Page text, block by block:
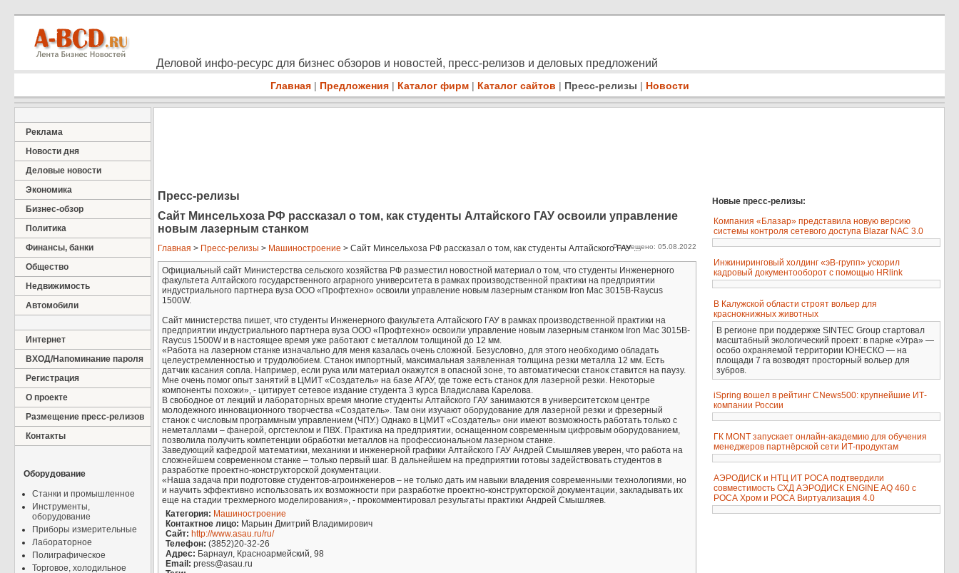
Деловой инфо-ресурс для бизнес обзоров и новостей, пресс-релизов и деловых предложений
Главная | Предложения | Каталог фирм | Каталог сайтов | Пресс-релизы | Новости
Реклама
Новости дня
Деловые новости
Экономика
Бизнес-обзор
Политика
Финансы, банки
Общество
Недвижимость
Автомобили
Интернет
ВХОД/Напоминание пароля
Регистрация
О проекте
Размещение пресс-релизов
Контакты
Оборудование
Станки и промышленное
Инструменты,
оборудование
Приборы измерительные
Лабораторное
Полиграфическое
Торговое, холодильное
Пресс-релизы
Сайт Минсельхоза РФ рассказал о том, как студенты Алтайского ГАУ освоили управление
новым лазерным станком
Главная > Пресс-релизы > Машиностроение > Сайт Минсельхоза РФ рассказал о том, как студенты Алтайского ГАУ ...Размещено: 05.08.2022
Официальный сайт Министерства сельского хозяйства РФ разместил новостной материал о том, что студенты Инженерного
факультета Алтайского государственного аграрного университета в рамках производственной практики на предприятии
индустриального партнера вуза ООО «Профтехно» освоили управление новым лазерным станком Iron Mac 3015B-Raycus
1500W.
Сайт министерства пишет, что студенты Инженерного факультета Алтайского ГАУ в рамках производственной практики на
предприятии индустриального партнера вуза ООО «Профтехно» освоили управление новым лазерным станком Iron Mac 3015B-
Raycus 1500W и в настоящее время уже работают с металлом толщиной до 12 мм.
«Работа на лазерном станке изначально для меня казалась очень сложной. Безусловно, для этого необходимо обладать
целеустремленностью и трудолюбием. Станок импортный, максимальная заявленная толщина резки металла 12 мм. Есть
датчик касания сопла. Например, если рука или материал окажутся в опасной зоне, то автоматически станок ставится на паузу.
Мне очень помог опыт занятий в ЦМИТ «Создатель» на базе АГАУ, где тоже есть станок для лазерной резки. Некоторые
компоненты похожи», - цитирует сетевое издание студента 3 курса Владислава Карелова.
В свободное от лекций и лабораторных время многие студенты Алтайского ГАУ занимаются в университетском центре
молодежного инновационного творчества «Создатель». Там они изучают оборудование для лазерной резки и фрезерный
станок с числовым программным управлением (ЧПУ.) Однако в ЦМИТ «Создатель» они имеют возможность работать только с
неметаллами – фанерой, оргстеклом и ПВХ. Практика на предприятии, оснащенном современным цифровым оборудованием,
позволила получить компетенции обработки металлов на профессиональном лазерном станке.
Заведующий кафедрой математики, механики и инженерной графики Алтайского ГАУ Андрей Смышляев уверен, что работа на
сложнейшем современном станке – только первый шаг. В дальнейшем на предприятии готовы задействовать студентов в
разработке проектно-конструкторской документации.
«Наша задача при подготовке студентов-агроинженеров – не только дать им навыки владения современными технологиями, но
и научить эффективно использовать их возможности при разработке проектно-конструкторской документации, закладывать их
еще на стадии трехмерного моделирования», - прокомментировал результаты практики Андрей Смышляев.
Категория: Машиностроение
Контактное лицо: Марьин Дмитрий Владимирович
Сайт: http://www.asau.ru/ru/
Телефон: (3852)20-32-26
Адрес: Барнаул, Красноармейский, 98
Email: press@asau.ru
Новые пресс-релизы:
Компания «Блазар» представила новую версию
системы контроля сетевого доступа Blazar NAC 3.0
Инжиниринговый холдинг «эВ-групп» ускорил
кадровый документооборот с помощью HRlink
В Калужской области строят вольер для
краснокнижных животных
В регионе при поддержке SINTEC Group стартовал
масштабный экологический проект: в парке «Угра» —
особо охраняемой территории ЮНЕСКО — на
площади 7 га возводят просторный вольер для
зубров.
iSpring вошел в рейтинг CNews500: крупнейшие ИТ-
компании России
ГК MONT запускает онлайн-академию для обучения
менеджеров партнёрской сети ИТ-продуктам
АЭРОДИСК и НТЦ ИТ РОСА подтвердили
совместимость СХД АЭРОДИСК ENGINE AQ 460 с
РОСА Хром и РОСА Виртуализация 4.0